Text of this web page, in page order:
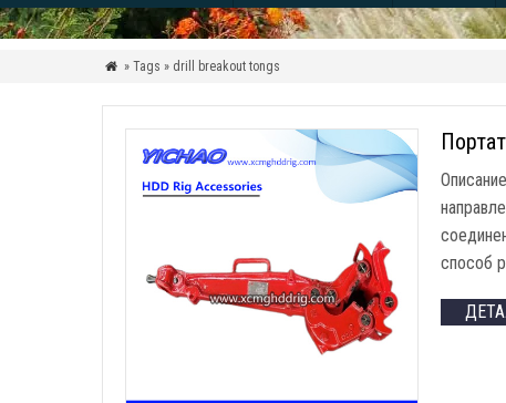
 » Tags » drill breakout tongs
способ